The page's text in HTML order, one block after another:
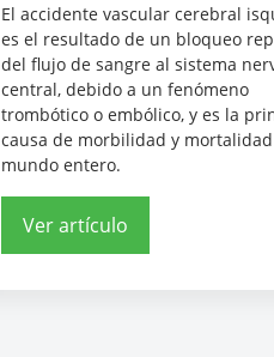
El accidente vascular cerebral
es el resultado de un bloqueo
del flujo de sangre al sistema
central, debido a un fenómeno
trombótico o embólico, y es la
causa de morbilidad y
mundo entero.
Ver artículo